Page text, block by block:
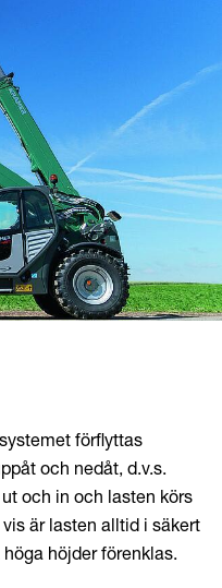
förflyttas
och nedåt, d.v.s.
och in och lasten körs
är lasten alltid i säkert
höjder förenklas.